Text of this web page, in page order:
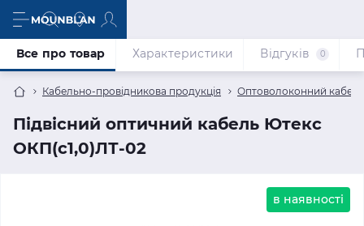
Кабельно-провідникова продукція Оптоволоконний кабель
Підвісний оптичний кабель Ютекс
ОКП(с1,0)ЛТ-02
Все про товар Характеристики Відгуків 0
в наявності